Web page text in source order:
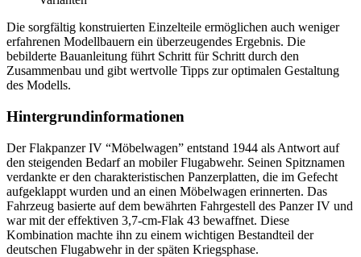
Die sorgfältig konstruierten Einzelteile ermöglichen auch weniger
erfahrenen Modellbauern ein überzeugendes Ergebnis. Die
bebilderte Bauanleitung führt Schritt für Schritt durch den
Zusammenbau und gibt wertvolle Tipps zur optimalen Gestaltung
des Modells.
Hintergrundinformationen
Der Flakpanzer IV “Möbelwagen” entstand 1944 als Antwort auf
den steigenden Bedarf an mobiler Flugabwehr. Seinen Spitznamen
verdankte er den charakteristischen Panzerplatten, die im Gefecht
aufgeklappt wurden und an einen Möbelwagen erinnerten. Das
Fahrzeug basierte auf dem bewährten Fahrgestell des Panzer IV und
war mit der effektiven 3,7-cm-Flak 43 bewaffnet. Diese
Kombination machte ihn zu einem wichtigen Bestandteil der
deutschen Flugabwehr in der späten Kriegsphase.